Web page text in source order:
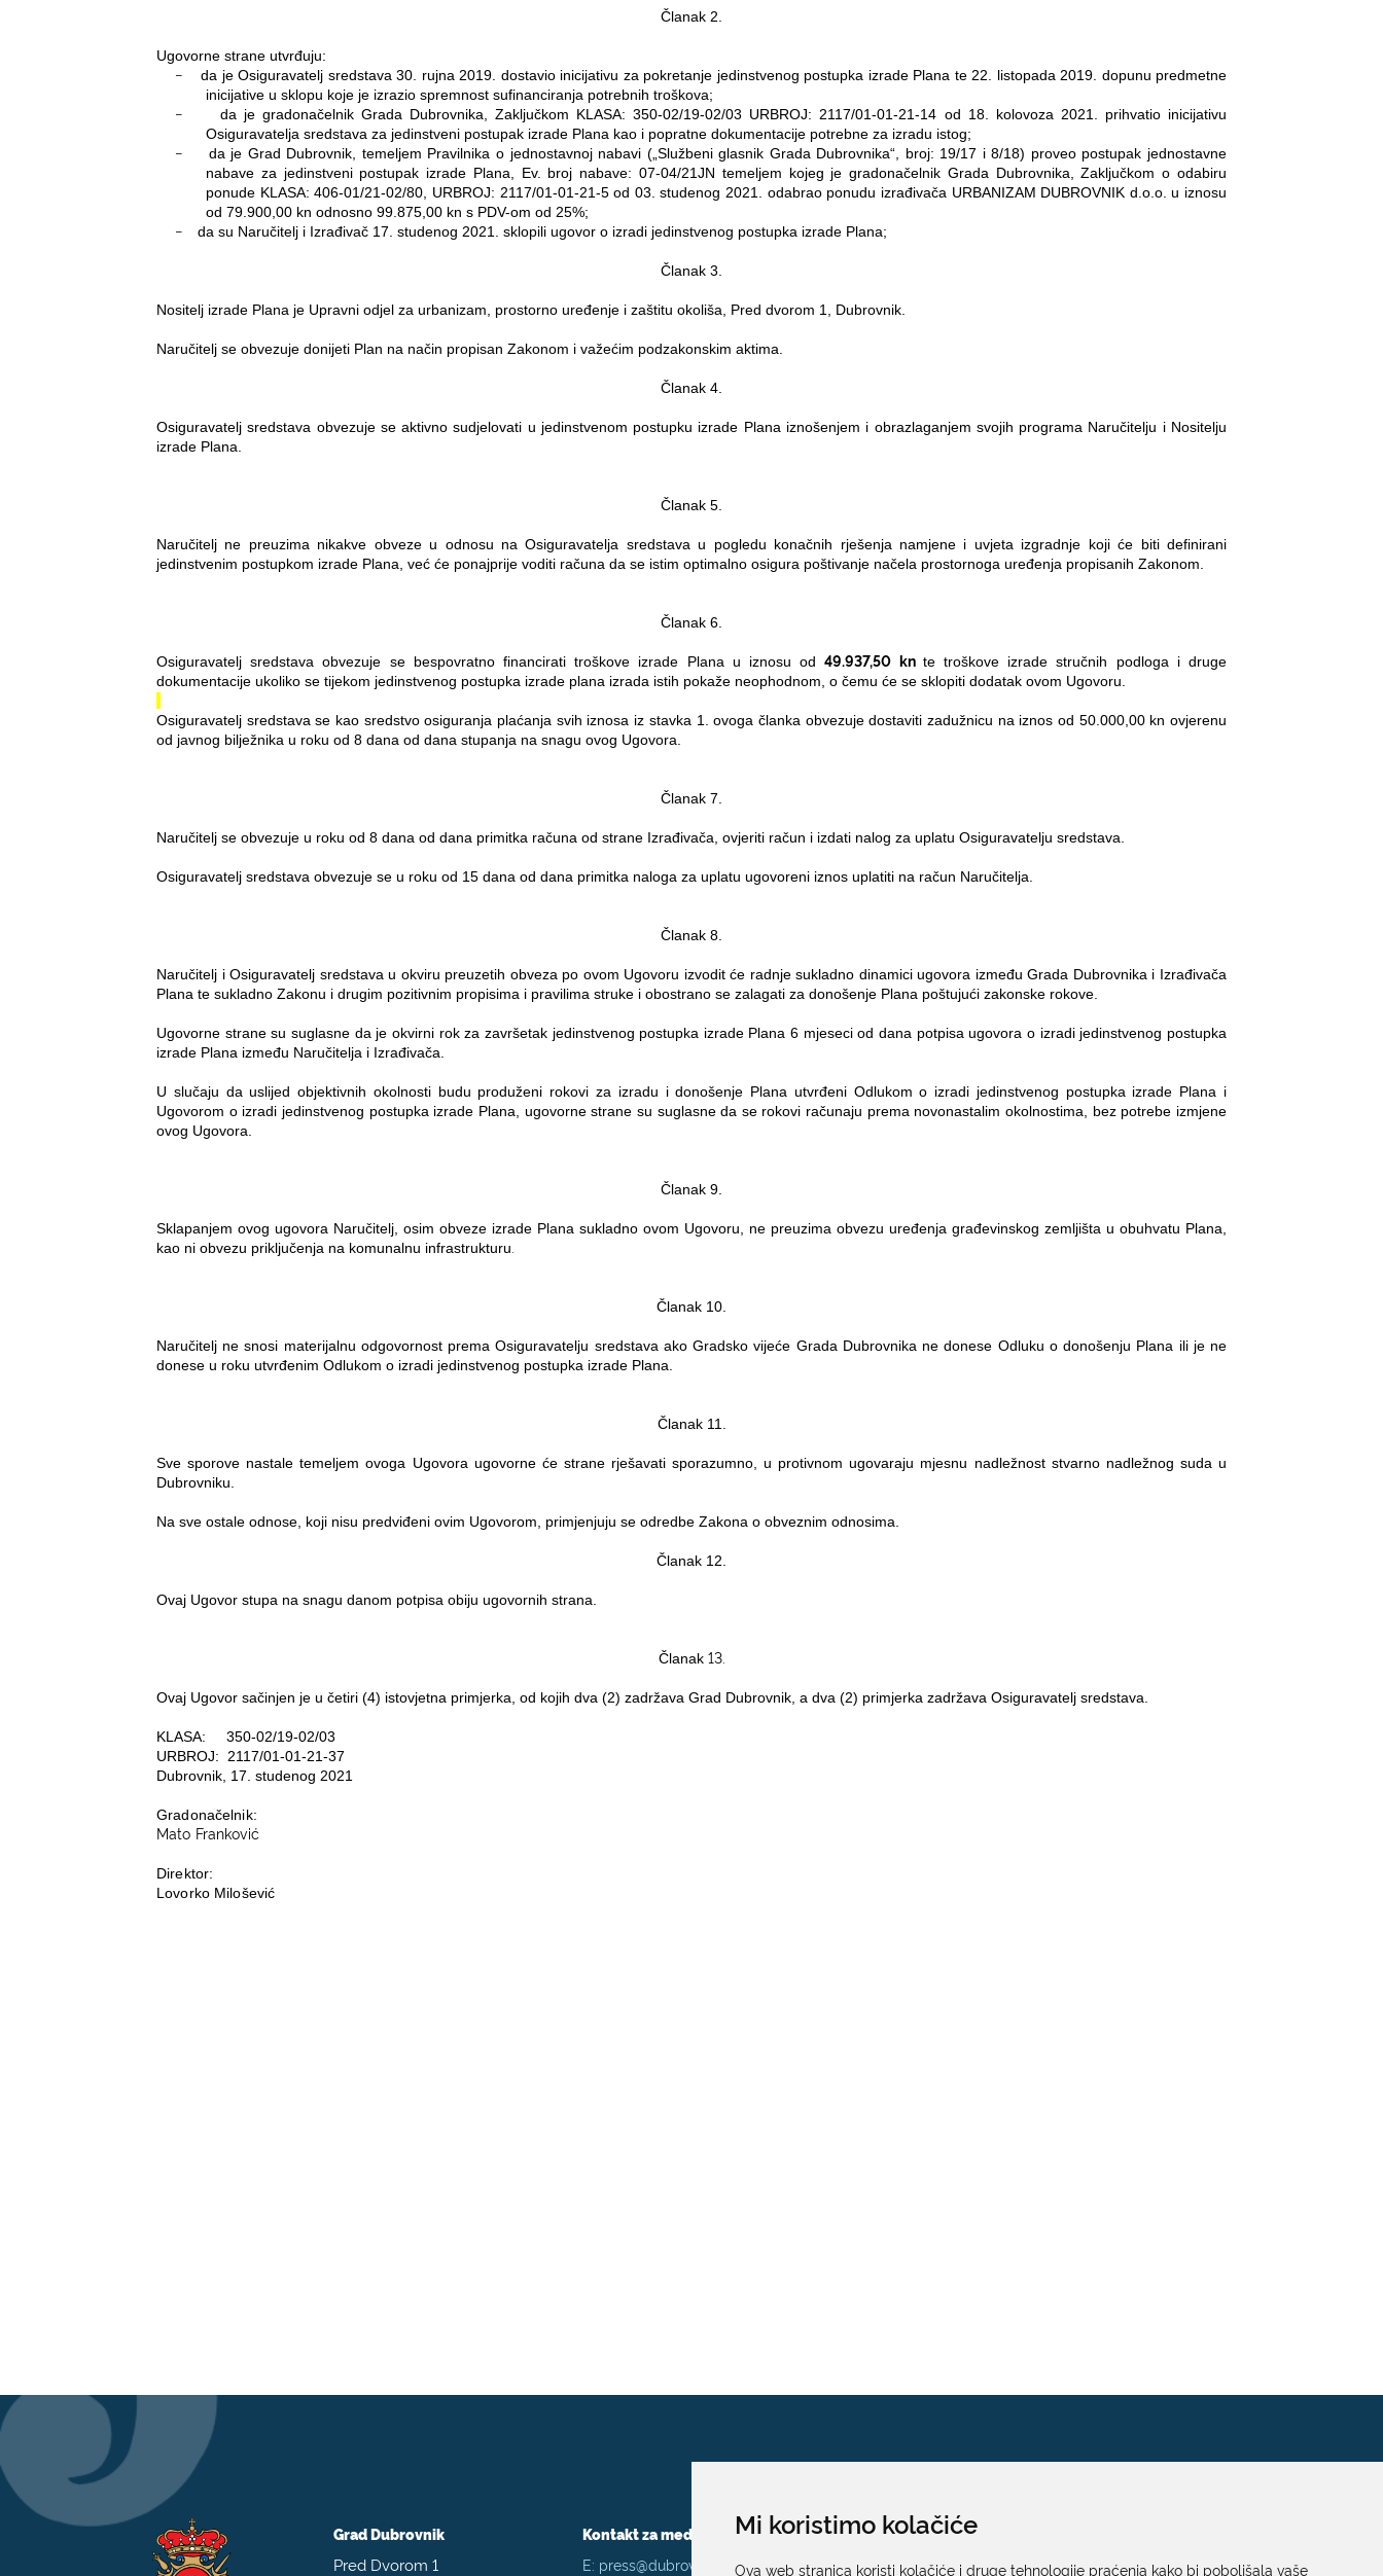
Mi koristimo kolačiće
Ova web stranica koristi kolačiće i druge tehnologije praćenja kako bi poboljšala vaše
Članak 2.
Ugovorne strane utvrđuju:
−
da je Osiguravatelj sredstava 30. rujna 2019. dostavio inicijativu za pokretanje jedinstvenog postupka izrade Plana te 22. listopada 2019. dopunu predmetne
inicijative u sklopu koje je izrazio spremnost sufinanciranja potrebnih troškova;
−
da je gradonačelnik Grada Dubrovnika, Zaključkom KLASA: 350-02/19-02/03 URBROJ: 2117/01-01-21-14 od 18. kolovoza 2021. prihvatio inicijativu
Osiguravatelja sredstava za jedinstveni postupak izrade Plana kao i popratne dokumentacije potrebne za izradu istog;
−
da je Grad Dubrovnik, temeljem Pravilnika o jednostavnoj nabavi („Službeni glasnik Grada Dubrovnika“, broj: 19/17 i 8/18) proveo postupak jednostavne
nabave za jedinstveni postupak izrade Plana, Ev. broj nabave: 07-04/21JN temeljem kojeg je gradonačelnik Grada Dubrovnika, Zaključkom o odabiru
ponude KLASA: 406-01/21-02/80, URBROJ: 2117/01-01-21-5 od 03. studenog 2021. odabrao ponudu izrađivača URBANIZAM DUBROVNIK d.o.o. u iznosu
od 79.900,00 kn odnosno 99.875,00 kn s PDV-om od 25%;
− da su Naručitelj i Izrađivač 17. studenog 2021. sklopili ugovor o izradi jedinstvenog postupka izrade Plana;
Članak 3.
Nositelj izrade Plana je Upravni odjel za urbanizam, prostorno uređenje i zaštitu okoliša, Pred dvorom 1, Dubrovnik.
Naručitelj se obvezuje donijeti Plan na način propisan Zakonom i važećim podzakonskim aktima.
Članak 4.
Osiguravatelj sredstava obvezuje se aktivno sudjelovati u jedinstvenom postupku izrade Plana iznošenjem i obrazlaganjem svojih programa Naručitelju i Nositelju
izrade Plana.
Članak 5.
Naručitelj ne preuzima nikakve obveze u odnosu na Osiguravatelja sredstava u pogledu konačnih rješenja namjene i uvjeta izgradnje koji će biti definirani
jedinstvenim postupkom izrade Plana, već će ponajprije voditi računa da se istim optimalno osigura poštivanje načela prostornoga uređenja propisanih Zakonom.
Članak 6.
Osiguravatelj sredstava obvezuje se bespovratno financirati troškove izrade Plana u iznosu od49.937,50 kn te troškove izrade stručnih podloga i druge
dokumentacije ukoliko se tijekom jedinstvenog postupka izrade plana izrada istih pokaže neophodnom, o čemu će se sklopiti dodatak ovom Ugovoru.
Osiguravatelj sredstava se kao sredstvo osiguranja plaćanja svih iznosa iz stavka 1. ovoga članka obvezuje dostaviti zadužnicu na iznos od 50.000,00 kn ovjerenu
od javnog bilježnika u roku od 8 dana od dana stupanja na snagu ovog Ugovora.
Članak 7.
Naručitelj se obvezuje u roku od 8 dana od dana primitka računa od strane Izrađivača, ovjeriti račun i izdati nalog za uplatu Osiguravatelju sredstava.
Osiguravatelj sredstava obvezuje se u roku od 15 dana od dana primitka naloga za uplatu ugovoreni iznos uplatiti na račun Naručitelja.
Članak 8.
Naručitelj i Osiguravatelj sredstava u okviru preuzetih obveza po ovom Ugovoru izvodit će radnje sukladno dinamici ugovora između Grada Dubrovnika i Izrađivača
Plana te sukladno Zakonu i drugim pozitivnim propisima i pravilima struke i obostrano se zalagati za donošenje Plana poštujući zakonske rokove.
Ugovorne strane su suglasne da je okvirni rok za završetak jedinstvenog postupka izrade Plana 6 mjeseci od dana potpisa ugovora o izradi jedinstvenog postupka
izrade Plana između Naručitelja i Izrađivača.
U slučaju da uslijed objektivnih okolnosti budu produženi rokovi za izradu i donošenje Plana utvrđeni Odlukom o izradi jedinstvenog postupka izrade Plana i
Ugovorom o izradi jedinstvenog postupka izrade Plana, ugovorne strane su suglasne da se rokovi računaju prema novonastalim okolnostima, bez potrebe izmjene
ovog Ugovora.
Članak 9.
Sklapanjem ovog ugovora Naručitelj, osim obveze izrade Plana sukladno ovom Ugovoru, ne preuzima obvezu uređenja građevinskog zemljišta u obuhvatu Plana,
kao ni obvezu priključenja na komunalnu infrastrukturu
Članak 10.
Naručitelj ne snosi materijalnu odgovornost prema Osiguravatelju sredstava akoGradsko vijeće Grada Dubrovnika ne donese Odluku o donošenju Plana ili je ne
donese u roku utvrđenim Odlukom o izradi jedinstvenog postupka izrade Plana.
Članak 11.
Sve sporove nastale temeljem ovoga Ugovora ugovorne će strane rješavati sporazumno, u protivnom ugovaraju mjesnu nadležnost stvarno nadležnog suda u
Dubrovniku.
Na sve ostale odnose, koji nisu predviđeni ovim Ugovorom, primjenjuju se odredbe Zakona o obveznim odnosima.
Članak 12.
Ovaj Ugovor stupa na snagu danom potpisa obiju ugovornih strana.
Članak 13.
Ovaj Ugovor sačinjen je u četiri (4) istovjetna primjerka, od kojih dva (2) zadržava Grad Dubrovnik, a dva (2) primjerka zadržava Osiguravatelj sredstava.
KLASA:
350-02/19-02/03
URBROJ:
2117/01-01-21-37
Dubrovnik, 17. studenog 2021
Gradonačelnik:
Mato Franković
Direktor:
Lovorko Milošević
Grad Dubrovnik
Pred Dvorom 1
Kontakt za medije / Press contact
E: press@dubrovnik.hr
Pisarnica
Ured 205; rad sa strankama za sva upravna tijela